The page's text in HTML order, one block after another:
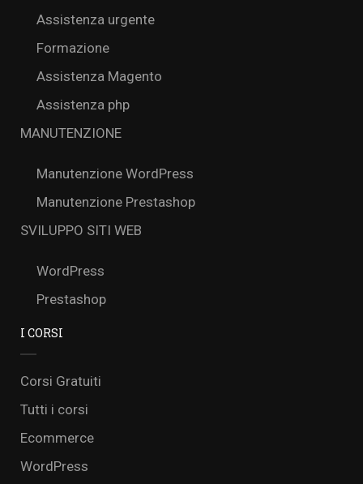
Assistenza urgente
Formazione
Assistenza Magento
Assistenza php
MANUTENZIONE
Manutenzione WordPress
Manutenzione Prestashop
SVILUPPO SITI WEB
WordPress
Prestashop
I CORSI
Corsi Gratuiti
Tutti i corsi
Ecommerce
WordPress